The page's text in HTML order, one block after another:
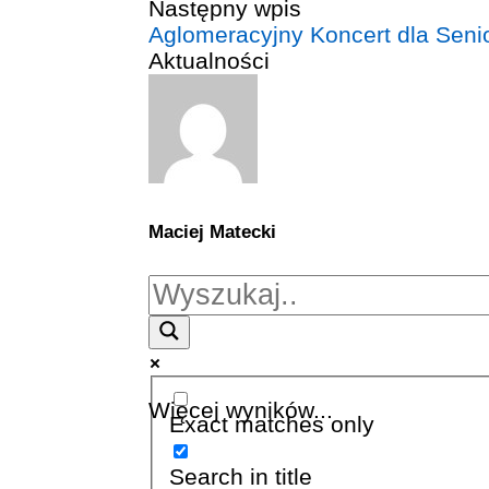
Następny wpis
Aglomeracyjny Koncert dla
Aktualności
Maciej Matecki
Więcej wyników...
Exact matches only
Search in title